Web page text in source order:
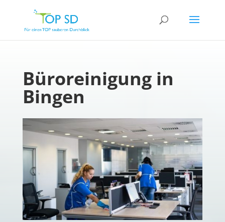
Büroreinigung in
Bingen